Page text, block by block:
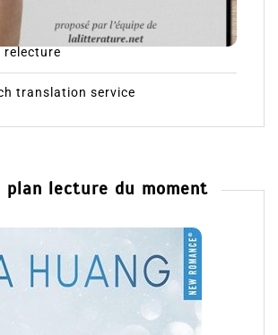
relecture
translation service
plan lecture du moment